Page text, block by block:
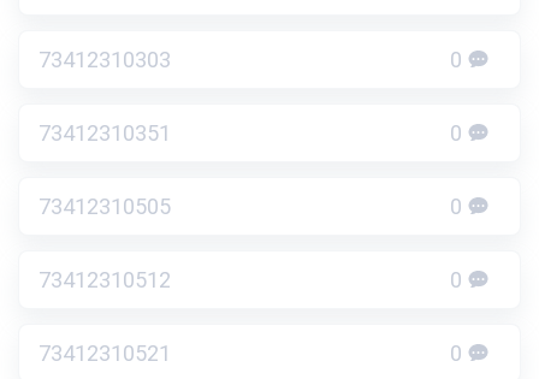
73412310303 0
73412310351 0
73412310505 0
73412310512 0
73412310521 0